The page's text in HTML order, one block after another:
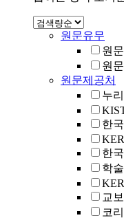
원문유무
원
원
원문제공처
누
한
한
학
교
코